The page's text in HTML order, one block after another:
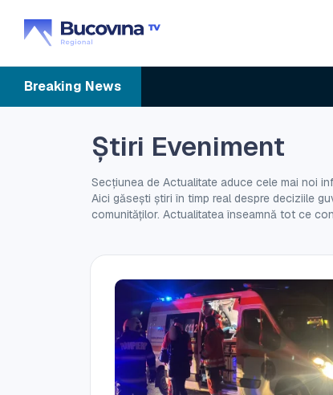
Breaking News
Știri Eveniment
Secțiunea de Actualitate aduce cele mai noi
Aici găsești știri în timp real despre deciziile
comunităților. Actualitatea înseamnă tot ce